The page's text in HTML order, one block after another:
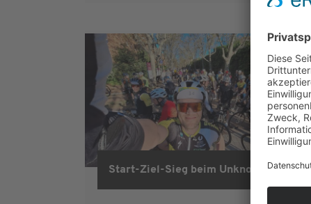
Start-Ziel-Sieg beim Unknown Race